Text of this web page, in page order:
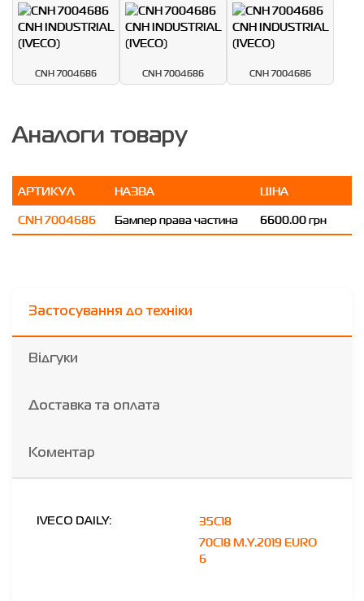
CNH 7004686 CNH 7004686 CNH 7004686
Аналоги товару
АРТИКУЛ НАЗВА
ЦІНА
CNH 7004686
Бампер права частина 6600.00 грн
Застосування до техніки
Відгуки
Доставка та оплата
Коментар
IVECO DAILY:
35C18
70C18 M.Y.2019 EURO
6